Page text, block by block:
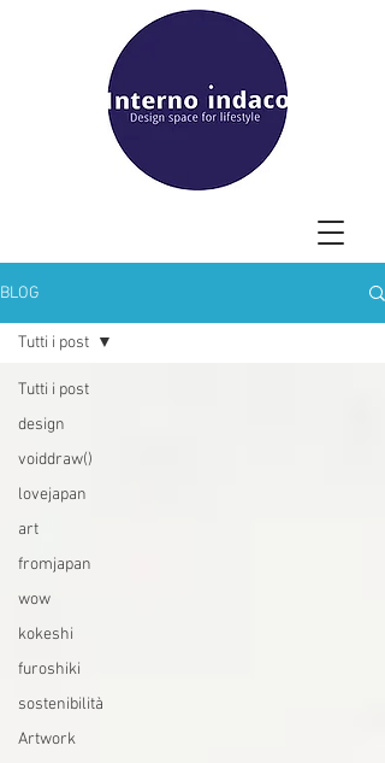
BLOG
Tutti i post
design
voiddraw()
lovejapan
art
fromjapan
wow
kokeshi
furoshiki
sostenibilità
Artwork
Tutti i post